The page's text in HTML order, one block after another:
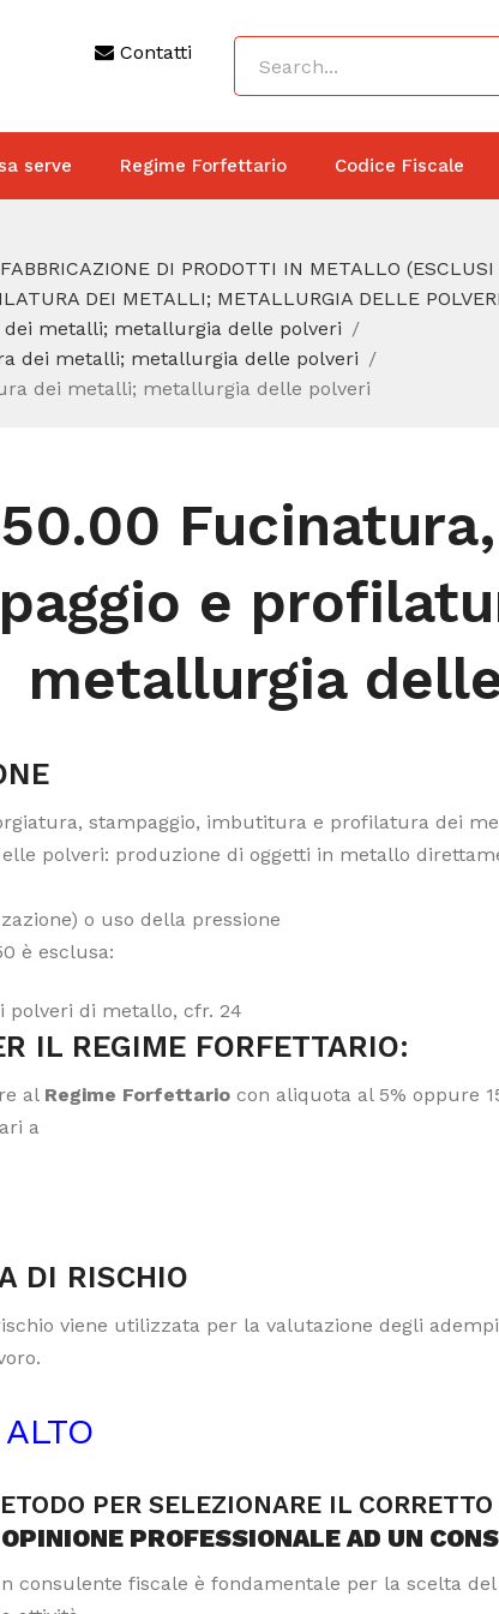
Contatti
serve Regime Forfettario Codice Fiscale
DI PRODOTTI IN METALLO
DEI METALLI; METALLURGIA DELLE POLVERI
metalli; metallurgia delle polveri
dei metalli; metallurgia delle polveri
dei metalli; metallurgia delle polveri
e
metallurgia
stampaggio, imbutitura e profilatura dei
polveri: produzione di oggetti in metallo
o uso della pressione
è esclusa:
polveri di metallo, cfr. 24
IL REGIME FORFETTARIO:
al Regime Forfettario con aliquota al 5% oppure
a
DI RISCHIO
viene utilizzata per la valutazione degli
PER SELEZIONARE IL CORRETTO
PROFESSIONALE AD UN
consulente fiscale è fondamentale per la scelta del